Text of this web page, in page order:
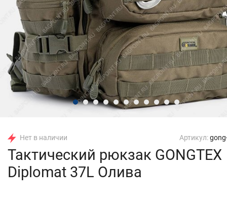
Нет в наличии Артикул:
Тактический рюкзак GONGTEX
Diplomat 37L Олива